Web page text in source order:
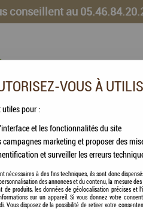
conseillent au
VOLAILLES
VOUS À
utiles pour :
et les fonctionnalités du site
campagnes marketing et proposer des
et surveiller les erreurs
nécessaires à des fins techniques, ils sont donc
des annonces et du contenu, la mesure
de produits, les données de géolocalisation précises et
sur un appareil. Si vous donnez votre
Vous disposez de la possibilité de retirer votre